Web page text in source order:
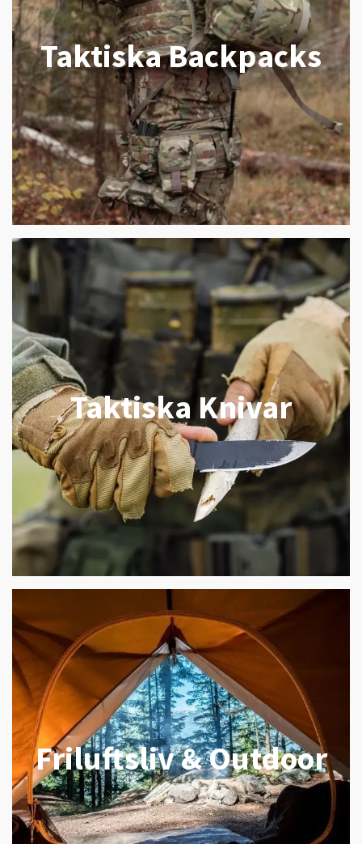
Taktiska Backpacks
Taktiska Knivar
Friluftsliv & Outdoor